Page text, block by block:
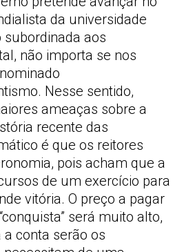
da universidade
aos
não importa se nos
Nesse sentido,
ameaças sobre a
recente das
é que os reitores
pois acham que a
de um exercício para
vitória. O preço a pagar
será muito alto,
conta serão os